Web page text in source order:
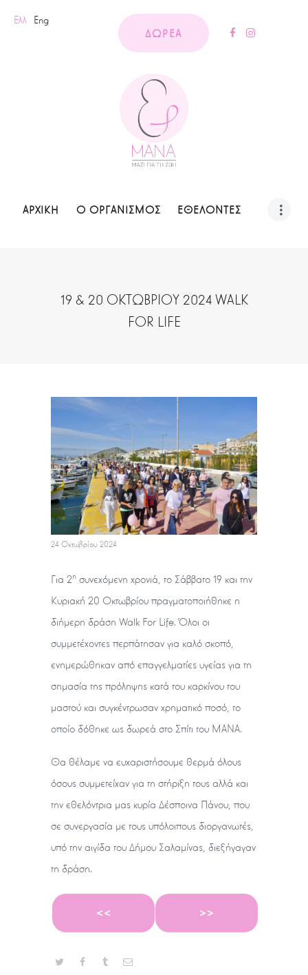
Ελλ Eng
ΔΩΡΕΑ
ΑΡΧΙΚΗ Ο ΟΡΓΑΝΙΣΜΟΣ ΕΘΕΛΟΝΤΕΣ
19 & 20 ΟΚΤΩΒΡΙΟΥ 2024 WALK
FOR LIFE
24 Οκτωβρίου 2024
Για 2η συνεχόμενη χρονιά, το Σάββατο 19 και την
Κυριακή 20 Οκτωβρίου πραγματοποιήθηκε η
διήμερη δράση Walk For Life. Όλοι οι
συμμετέχοντες περπάτησαν για καλό σκοπό,
ενημερώθηκαν από επαγγελματίες υγείας για τη
σημασία της πρόληψης κατά του καρκίνου του
μαστού και συγκέντρωσαν χρηματικό ποσό, το
οποίο δόθηκε ως δωρεά στο Σπίτι του ΜΑΝΑ.
Θα θέλαμε να ευχαριστήσουμε θερμά όλους
όσους συμμετείχαν για τη στήριξη τους αλλά και
την εθελόντρια μας κυρία Δέσποινα Πάνου, που
σε συνεργασία με τους υπόλοιπους διοργανωτές,
υπό την αιγίδα του Δήμου Σαλαμίνας, διεξήγαγαν
τη δράση.
<< >>